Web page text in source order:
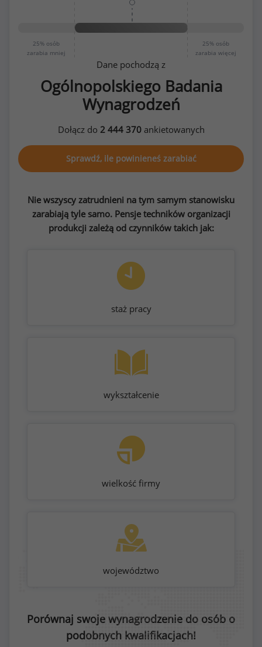
25% osób
zarabia mniej
25% osób
zarabia więcej
Dane pochodzą z
Ogólnopolskiego Badania
Wynagrodzeń
Dołącz do 2 444 370ankietowanych
Sprawdź, ile powinieneś zarabiać
Nie wszyscy zatrudnieni na tym samym stanowisku
zarabiają tyle samo. Pensje techników organizacji
produkcji zależą od czynników takich jak:
staż pracy
wykształcenie
wielkość firmy
województwo
Porównaj swoje wynagrodzenie do osób o
podobnych kwalifikacjach!